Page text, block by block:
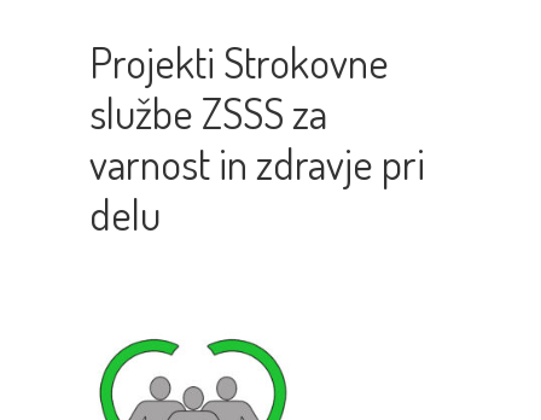
Projekti Strokovne
službe ZSSS za
varnost in zdravje pri
delu